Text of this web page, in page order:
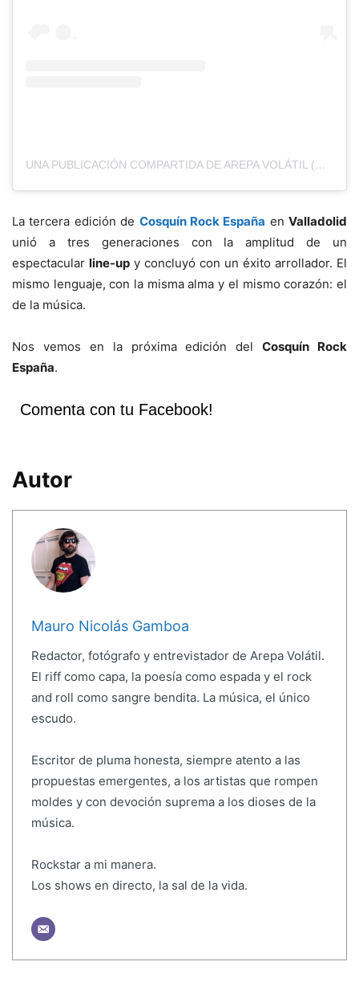
UNA PUBLICACIÓN COMPARTIDA DE AREPA VOLÁTIL (@AREPAVOLATIL)
La tercera edición de Cosquín Rock España en Valladolid
unió a tres generaciones con la amplitud de un
espectacular line-up y concluyó con un éxito arrollador. El
mismo lenguaje, con la misma alma y el mismo corazón: el
de la música.
Nos vemos en la próxima edición delCosquín Rock
España.
Comenta con tu Facebook!
Autor
Mauro Nicolás Gamboa
Redactor, fotógrafo y entrevistador de Arepa Volátil.
El riff como capa, la poesía como espada y el rock
and roll como sangre bendita. La música, el único
escudo.
Escritor de pluma honesta, siempre atento a las
propuestas emergentes, a los artistas que rompen
moldes y con devoción suprema a los dioses de la
música.
Rockstar a mi manera.
Los shows en directo, la sal de la vida.